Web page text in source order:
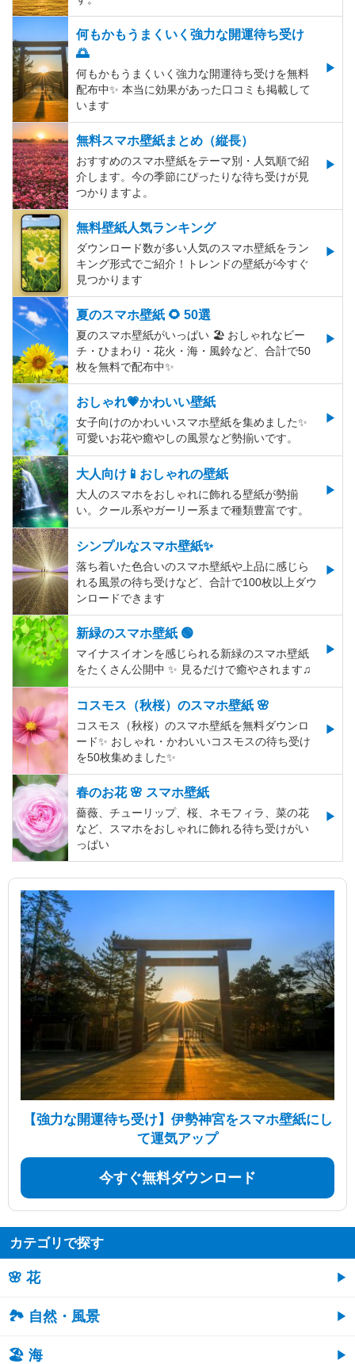
何もかもうまくいく強力な開運待ち受け
🌅
何もかもうまくいく強力な開運待ち受けを無料
配布中✨️ 本当に効果があった口コミも掲載して
います
無料スマホ壁紙まとめ（縦長）
おすすめのスマホ壁紙をテーマ別・人気順で紹
介します。今の季節にぴったりな待ち受けが見
つかりますよ。
無料壁紙人気ランキング
ダウンロード数が多い人気のスマホ壁紙をラン
キング形式でご紹介！トレンドの壁紙が今すぐ
見つかります
夏のスマホ壁紙 🌻 50選
夏のスマホ壁紙がいっぱい 🏖 おしゃれなビー
チ・ひまわり・花火・海・風鈴など、合計で50
枚を無料で配布中✨
おしゃれ💗かわいい壁紙
女子向けのかわいいスマホ壁紙を集めました✨
可愛いお花や癒やしの風景など勢揃いです。
大人向け📱おしゃれの壁紙
大人のスマホをおしゃれに飾れる壁紙が勢揃
い。クール系やガーリー系まで種類豊富です。
シンプルなスマホ壁紙✨
落ち着いた色合いのスマホ壁紙や上品に感じら
れる風景の待ち受けなど、合計で100枚以上ダウ
ンロードできます
新緑のスマホ壁紙 🟢
マイナスイオンを感じられる新緑のスマホ壁紙
をたくさん公開中 ✨ 見るだけで癒やされます♫
コスモス（秋桜）のスマホ壁紙 🌸
コスモス（秋桜）のスマホ壁紙を無料ダウンロ
ード✨️ おしゃれ・かわいいコスモスの待ち受け
を50枚集めました✨️
春のお花 🌸 スマホ壁紙
薔薇、チューリップ、桜、ネモフィラ、菜の花
など、スマホをおしゃれに飾れる待ち受けがい
っぱい
【強力な開運待ち受け】伊勢神宮をスマホ壁紙にし
て運気アップ
今すぐ無料ダウンロード
カテゴリで探す
🌸 花
🏞️ 自然・風景
🏖 海